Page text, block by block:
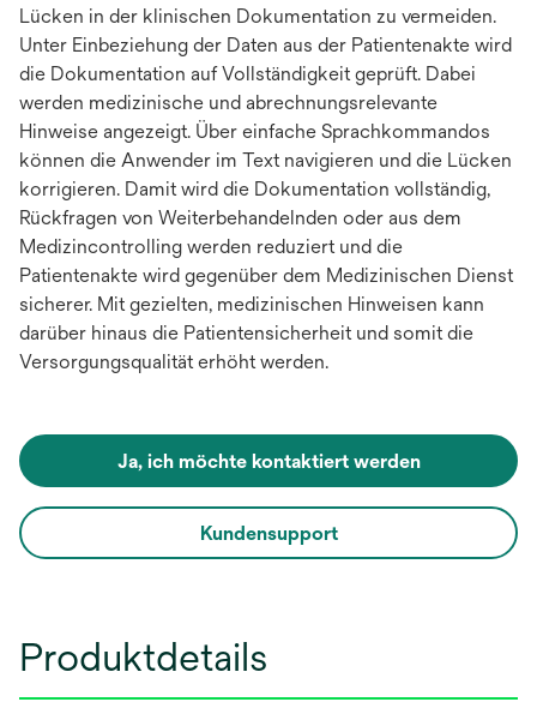
Lücken in der klinischen Dokumentation zu vermeiden.
Unter Einbeziehung der Daten aus der Patientenakte wird
die Dokumentation auf Vollständigkeit geprüft. Dabei
werden medizinische und abrechnungsrelevante
Hinweise angezeigt. Über einfache Sprachkommandos
können die Anwender im Text navigieren und die Lücken
korrigieren. Damit wird die Dokumentation vollständig,
Rückfragen von Weiterbehandelnden oder aus dem
Medizincontrolling werden reduziert und die
Patientenakte wird gegenüber dem Medizinischen Dienst
sicherer. Mit gezielten, medizinischen Hinweisen kann
darüber hinaus die Patientensicherheit und somit die
Versorgungsqualität erhöht werden.
Ja, ich möchte kontaktiert werden
Kundensupport
Produktdetails